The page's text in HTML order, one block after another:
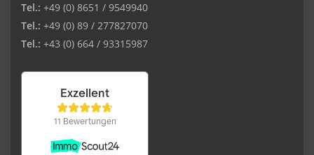
Tel.: +49 (0) 8651 / 9549940
Tel.: +49 (0) 89 / 277827070
Tel.: +43 (0) 664 / 93315987